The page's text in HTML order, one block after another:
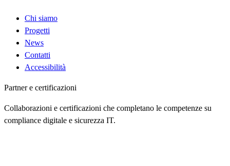
Chi siamo
Progetti
News
Contatti
Accessibilità
Partner e certificazioni
Collaborazioni e certificazioni che completano le competenze su
compliance digitale e sicurezza IT.